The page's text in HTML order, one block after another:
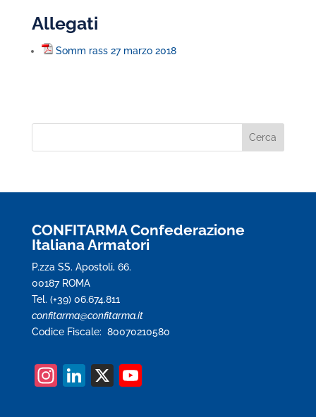
Allegati
Somm rass 27 marzo 2018
CONFITARMA Confederazione
Italiana Armatori
P.zza SS. Apostoli, 66.
00187 ROMA
Tel. (+39) 06.674.811
confitarma@confitarma.it
Codice Fiscale: 80070210580
In Li X Y